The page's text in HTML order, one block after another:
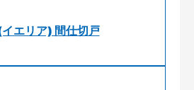
エリア) 間仕切戸